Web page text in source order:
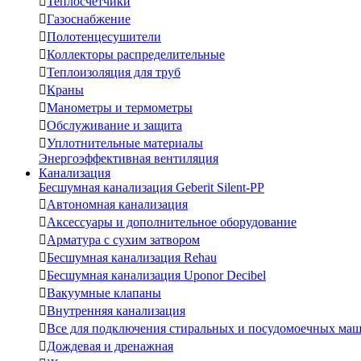
Газоснабжение
Полотенцесушители
Коллекторы распределительные
Теплоизоляция для труб
Краны
Манометры и термометры
Обслуживание и защита
Уплотнительные материалы
Энергоэффективная вентиляция
Канализация
Бесшумная канализация Geberit Silent-PP
Автономная канализация
Аксессуары и дополнительное оборудование
Арматура с сухим затвором
Бесшумная канализация Rehau
Бесшумная канализация Uponor Decibel
Вакуумные клапаны
Внутренняя канализация
Все для подключения стиральных и посудомоечных
Дождевая и дренажная